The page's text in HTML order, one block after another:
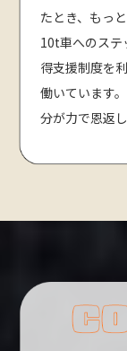
たとき、もっ
10t車へのステ
得支援制度を
働いています
分が力で恩返